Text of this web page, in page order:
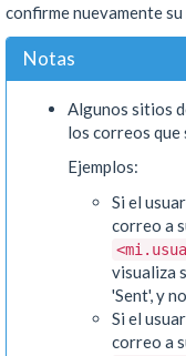
confirme nuevamente
Notas
Algunos sitios
los correos que
Ejemplos:
Si el
correo a
visualiza
'Sent', y
Si el
correo a